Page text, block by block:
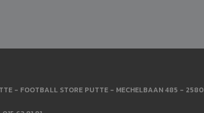
- FOOTBALL STORE PUTTE - MECHELBAAN 485 - 2580